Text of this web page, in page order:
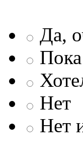
Да,
Нет
Нет